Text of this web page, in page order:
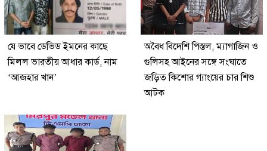
যে ভাবে ডেভিড ইমনের কাছে
মিলল ভারতীয় আধার কার্ড, নাম
‘আজহার খান’
অবৈধ বিদেশি পিস্তল, ম্যাগাজিন ও
গুলিসহ আইনের সঙ্গে সংঘাতে
জড়িত কিশোর গ্যাংয়ের চার শিশু
আটক